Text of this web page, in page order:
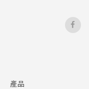
產品